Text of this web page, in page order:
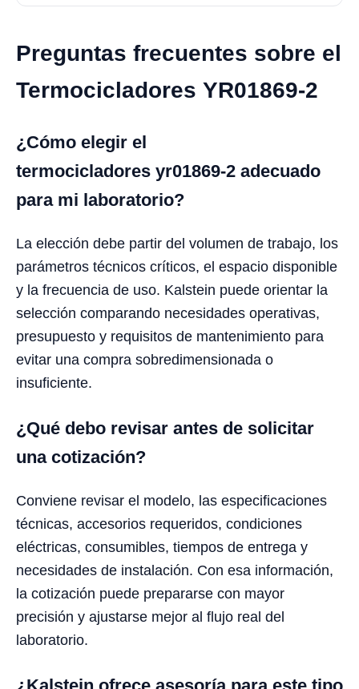
Preguntas frecuentes sobre el
Termocicladores YR01869-2
¿Cómo elegir el
termocicladores yr01869-2 adecuado
para mi laboratorio?
La elección debe partir del volumen de trabajo, los
parámetros técnicos críticos, el espacio disponible
y la frecuencia de uso. Kalstein puede orientar la
selección comparando necesidades operativas,
presupuesto y requisitos de mantenimiento para
evitar una compra sobredimensionada o
insuficiente.
¿Qué debo revisar antes de solicitar
una cotización?
Conviene revisar el modelo, las especificaciones
técnicas, accesorios requeridos, condiciones
eléctricas, consumibles, tiempos de entrega y
necesidades de instalación. Con esa información,
la cotización puede prepararse con mayor
precisión y ajustarse mejor al flujo real del
laboratorio.